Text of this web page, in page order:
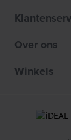
Over ons
Winkels